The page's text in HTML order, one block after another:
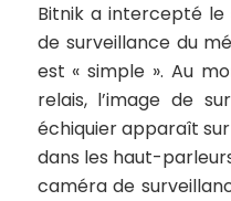
Bitnik a intercepté le
de surveillance du
est « simple ». Au
relais, l’image de
échiquier apparaît
dans les haut-
caméra de